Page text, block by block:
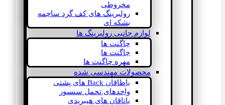
مخروطی
رولبرینگ های کف گرد ساچمه
بشکه ای
لوازم جانبی رولبرینگ ها
چاگنت ها
چاگنت ها
مهره چاگنت ها
محصولات مهندسی شده
یاطاقان Back های پشتی
واحدهای تحمل سنسور
یاتاقان های هیبریدی